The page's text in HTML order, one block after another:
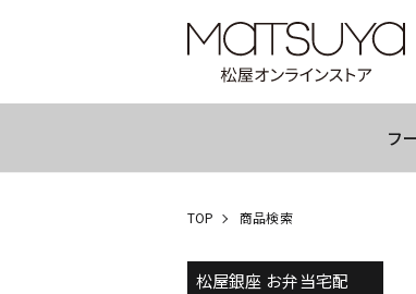
フ
TOP 商品検索
松屋銀座 お弁当宅配